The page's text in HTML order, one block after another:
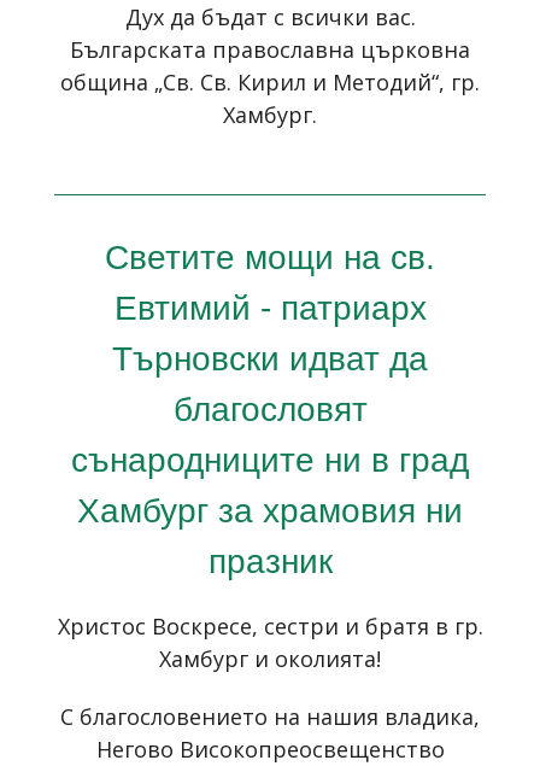
Дух да бъдат с всички вас.
Българската православна църковна
община „Св. Св. Кирил и Методий“, гр.
Хамбург.
Светите мощи на св.
Евтимий - патриарх
Търновски идват да
благословят
сънародниците ни в град
Хамбург за храмовия ни
празник
Христос Воскресе, сестри и братя в гр.
Хамбург и околията!
С благословението на нашия владика,
Негово Високопреосвещенство